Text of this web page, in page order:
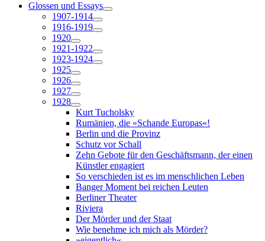
Glossen und Essays
1907-1914
1916-1919
1920
1921-1922
1923-1924
1925
1926
1927
1928
Kurt Tucholsky
Rumänien, die »Schande Europas«!
Berlin und die Provinz
Schutz vor Schall
Zehn Gebote für den Geschäftsmann, der einen
Künstler engagiert
So verschieden ist es im menschlichen Leben
Banger Moment bei reichen Leuten
Berliner Theater
Riviera
Der Mörder und der Staat
Wie benehme ich mich als Mörder?